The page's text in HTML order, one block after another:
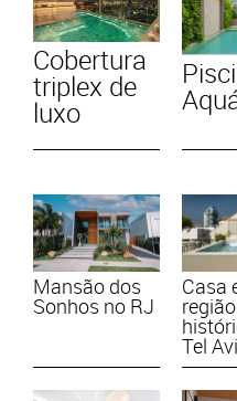
Cobertura
triplex de
luxo
Mansão dos
Sonhos no RJ
Casa
região
Tel